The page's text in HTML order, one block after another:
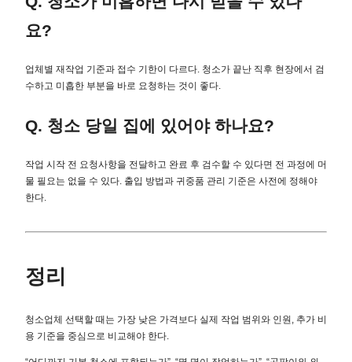
요?
업체별 재작업 기준과 접수 기한이 다르다. 청소가 끝난 직후 현장에서 검
수하고 미흡한 부분을 바로 요청하는 것이 좋다.
Q. 청소 당일 집에 있어야 하나요?
작업 시작 전 요청사항을 전달하고 완료 후 검수할 수 있다면 전 과정에 머
물 필요는 없을 수 있다. 출입 방법과 귀중품 관리 기준은 사전에 정해야
한다.
정리
청소업체 선택할 때는 가장 낮은 가격보다 실제 작업 범위와 인원, 추가 비
용 기준을 중심으로 비교해야 한다.